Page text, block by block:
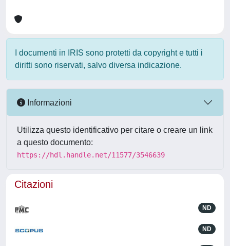
I documenti in IRIS sono protetti da copyright e tutti i
diritti sono riservati, salvo diversa indicazione.
Informazioni
Utilizza questo identificativo per citare o creare un link
a questo documento:
https://hdl.handle.net/11577/3546639
Citazioni
ND
ND